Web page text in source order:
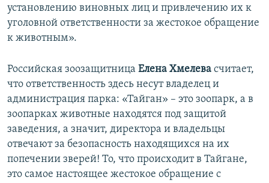
установлению виновных лиц и привлечению их к
уголовной ответственности за жестокое обращение
к животным».
Российская зоозащитница Елена Хмелева считает,
что ответственность здесь несут владелец и
администрация парка: «Тайган» – это зоопарк, а в
зоопарках животные находятся под защитой
заведения, а значит, директора и владельцы
отвечают за безопасность находящихся на их
попечении зверей! То, что происходит в Тайгане,
это самое настоящее жестокое обращение с